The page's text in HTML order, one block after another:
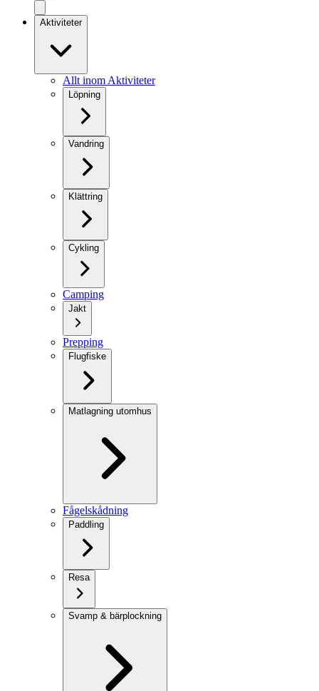
Aktiviteter
Allt inom Aktiviteter
Löpning
Vandring
Klättring
Cykling
Camping
Jakt
Prepping
Flugfiske
Matlagning utomhus
Fågelskådning
Paddling
Resa
Svamp & bärplockning